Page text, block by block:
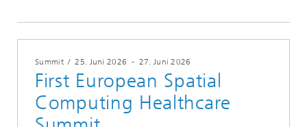
Summit/25. Juni 2026 - 27. Juni 2026
First European Spatial
Computing Healthcare